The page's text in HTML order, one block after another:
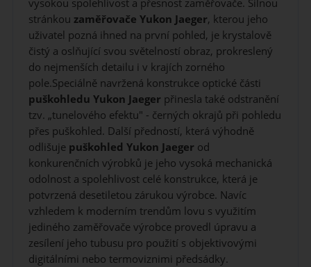
vysokou spolehlivost a přesnost zaměřovače. Silnou
stránkou zaměřovače Yukon Jaeger, kterou jeho
uživatel pozná ihned na první pohled, je krystalově
čistý a oslňující svou světelností obraz, prokreslený
do nejmenších detailu i v krajích zorného
pole.Speciálně navržená konstrukce optické části
puškohledu Yukon Jaeger přinesla také odstranění
tzv. „tunelového efektu" - černých okrajů při pohledu
přes puškohled. Další předností, která výhodně
odlišuje puškohled Yukon Jaeger od
konkurenčních výrobků je jeho vysoká mechanická
odolnost a spolehlivost celé konstrukce, která je
potvrzená desetiletou zárukou výrobce. Navíc
vzhledem k moderním trendům lovu s využitím
jediného zaměřovače výrobce provedl úpravu a
zesílení jeho tubusu pro použití s objektivovými
digitálními nebo termoviznimi předsádky.